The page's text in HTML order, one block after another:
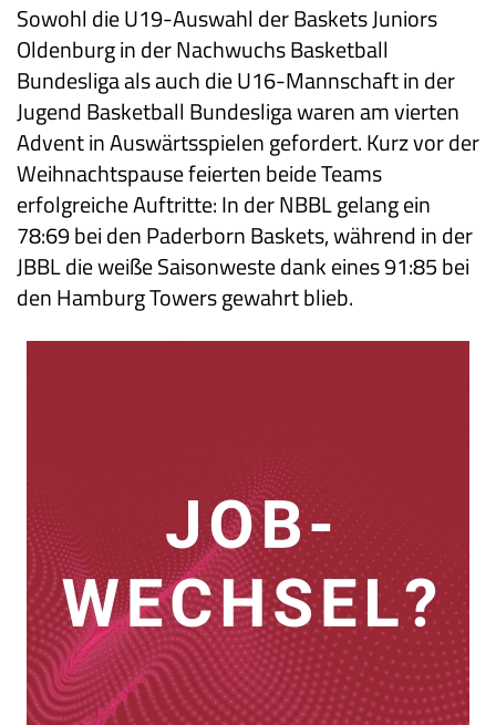
Sowohl die U19-Auswahl der Baskets Juniors
Oldenburg in der Nachwuchs Basketball
Bundesliga als auch die U16-Mannschaft in der
Jugend Basketball Bundesliga waren am vierten
Advent in Auswärtsspielen gefordert. Kurz vor der
Weihnachtspause feierten beide Teams
erfolgreiche Auftritte: In der NBBL gelang ein
78:69 bei den Paderborn Baskets, während in der
JBBL die weiße Saisonweste dank eines 91:85 bei
den Hamburg Towers gewahrt blieb.